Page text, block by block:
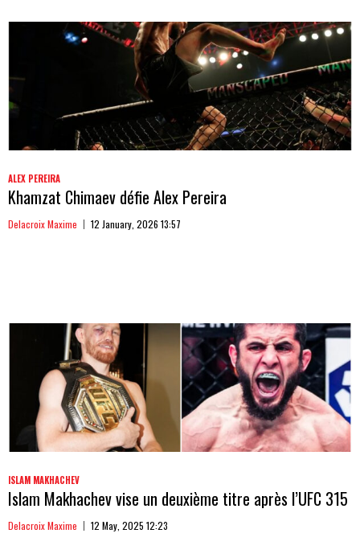
ALEX PEREIRA
Khamzat Chimaev défie Alex Pereira
Delacroix Maxime 12 January, 2026 13:57
ISLAM MAKHACHEV
Islam Makhachev vise un deuxième titre après l’UFC 315
Delacroix Maxime 12 May, 2025 12:23